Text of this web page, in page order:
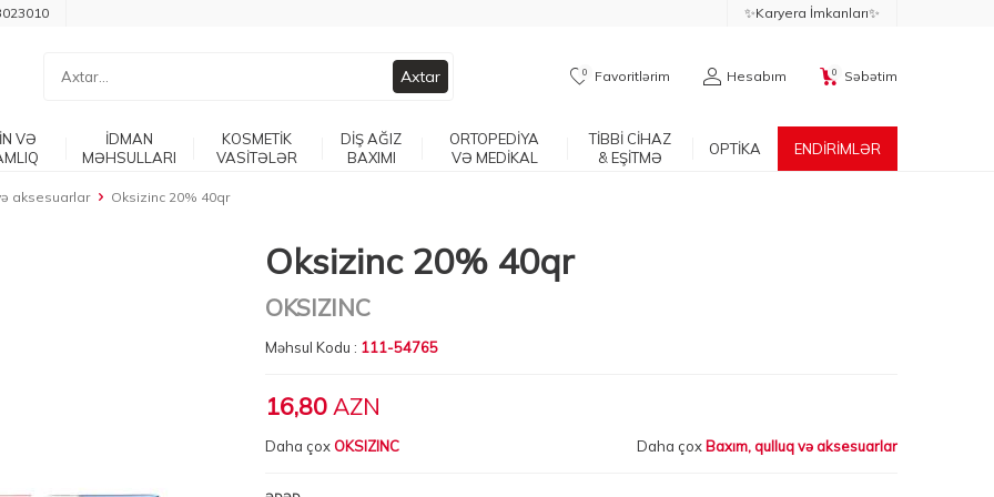
✨Karyera İmkanları✨
Axtar 0 Favoritlərim Hesabım 0 Səbətim
VƏ
İDMAN
MƏHSULLARI
KOSMETİK
VASİTƏLƏR
DİŞ AĞIZ
BAXIMI
ORTOPEDİYA
VƏ MEDİKAL
TİBBİ CİHAZ
& EŞİTMƏ
OPTİKA ENDİRİMLƏR
aksesuarlar Oksizinc 20% 40qr
Oksizinc 20% 40qr
OKSIZINC
Məhsul Kodu : 111-54765
16,80 AZN
Daha çoxOKSIZINC Daha çox Baxım, qulluq və aksesuarlar